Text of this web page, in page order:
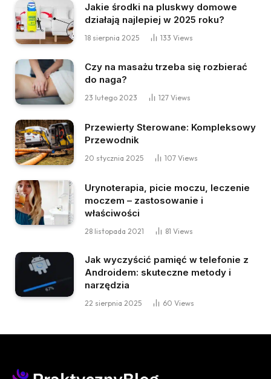
Jakie środki na pluskwy domowe
działają najlepiej w 2025 roku?
18 sierpnia 2025 133 Views
Czy na masażu trzeba się rozbierać
do naga?
23 lutego 2023 127 Views
Przewierty Sterowane: Kompleksowy
Przewodnik
20 stycznia 2025 107 Views
Urynoterapia, picie moczu, leczenie
moczem – zastosowanie i
właściwości
28 listopada 2021 81 Views
Jak wyczyścić pamięć w telefonie z
Androidem: skuteczne metody i
narzędzia
22 sierpnia 2025 60 Views